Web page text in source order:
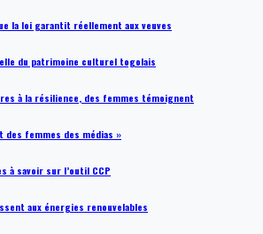
la loi garantit réellement aux veuves
du patrimoine culturel togolais
à la résilience, des femmes témoignent
des femmes des médias »
à savoir sur l’outil CCP
aux énergies renouvelables